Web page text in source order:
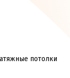
потолки